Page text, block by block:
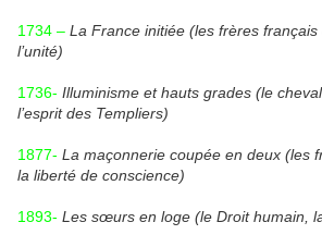
1734 – La France initiée (les frères
l’unité)
1736- Illuminisme et hauts grades (le
l’esprit des Templiers)
1877- La maçonnerie coupée en deux (les
la liberté de conscience)
1893- Les sœurs en loge (le Droit humain,